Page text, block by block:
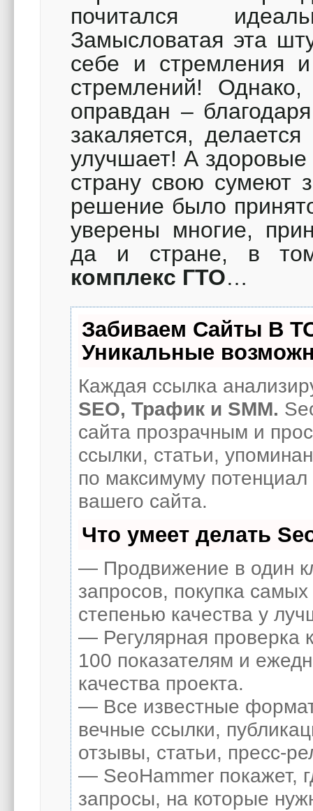
почитался
Замысловатая эта
себе и стремления
стремлений!
оправдан –
закаляется,
улучшает! А
страну свою сумеют
решение было
уверены многие,
да и стране, в
комплекс ГТО…
Забиваем Сайты В
Уникальные
Каждая ссылка
SEO, Трафик и SMM.
сайта прозрачным и
ссылки, статьи,
по максимуму
вашего сайта.
Что умеет делать
— Продвижение в один
запросов, покупка
степенью качества у
— Регулярная проверка
100 показателям и
качества проекта.
— Все известные
вечные ссылки,
отзывы, статьи, пресс-
— SeoHammer покажет,
запросы, на которые